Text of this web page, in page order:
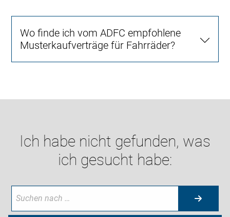
Wo finde ich vom ADFC empfohlene
Musterkaufverträge für Fahrräder?
Ich habe nicht gefunden, was
ich gesucht habe: